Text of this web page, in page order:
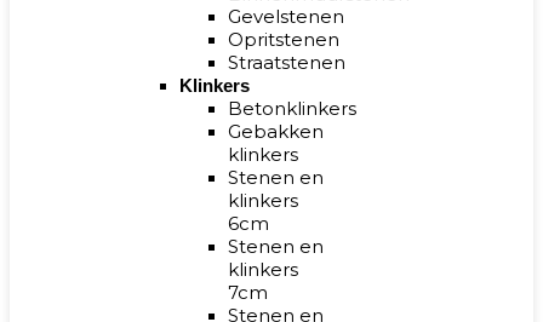
Gevelstenen
Opritstenen
Straatstenen
Klinkers
Betonklinkers
Gebakken
klinkers
Stenen en
klinkers
6cm
Stenen en
klinkers
7cm
Stenen en